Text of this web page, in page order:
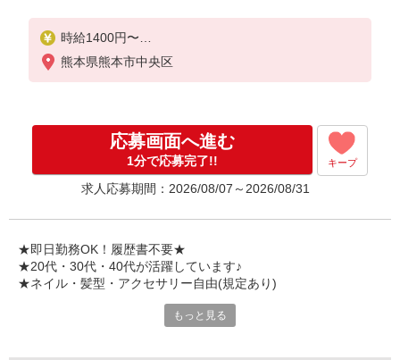
時給1400円〜
※残業代支給
★交通費別途支給（規定あり）
入社祝い金10万円支給(規定有)
お友達を紹介頂くと,
インセンティブ支給(規定有)
゜・。○。・゜+゜・。○。・゜+゜
熊本県熊本市中央区
応募画面へ進む
1分で応募完了!! キープ
求人応募期間：2026/08/07～2026/08/31
★即日勤務OK！履歴書不要★
★20代・30代・40代が活躍しています♪
★ネイル・髪型・アクセサリー自由(規定あり)
各キャリアの新機種が特別価格で購入OK！！
もっと見る